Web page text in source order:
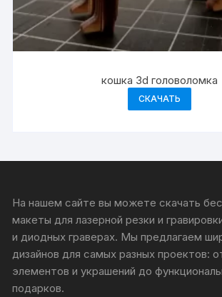
кошка 3d головоломка
СКАЧАТЬ
На нашем сайте вы можете скачать
макеты для лазерной резки и
и диодных граверах. Мы предлагаем
дизайнов для самых разных проектов:
элементов и украшений до
подарков.